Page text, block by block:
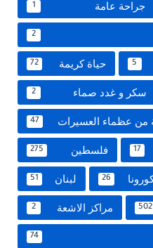
جراحة عامة 1
2
5 حياة كريمة 72
سكر و غدد صماء 2
عظماء العسيرات 47
17 فلسطين 275
26 لبنان 51
مراكز الاشعة 2
74